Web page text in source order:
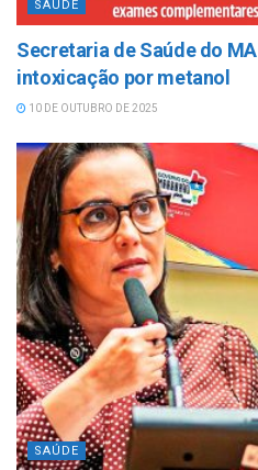
SAÚDE
Secretaria de Saúde do
intoxicação por metanol
10 DE OUTUBRO DE 2025
SAÚDE